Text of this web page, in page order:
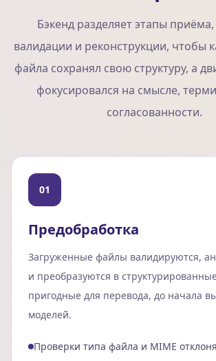
Бэкенд разделяет этапы
валидации и реконструкции, чтобы
файла сохранял свою структуру, а
фокусировался на смысле,
согласованности.
01
Предобработка
Загруженные файлы валидируются,
и преобразуются в
пригодные для перевода, до начала
моделей.
Проверки типа файла и MIME